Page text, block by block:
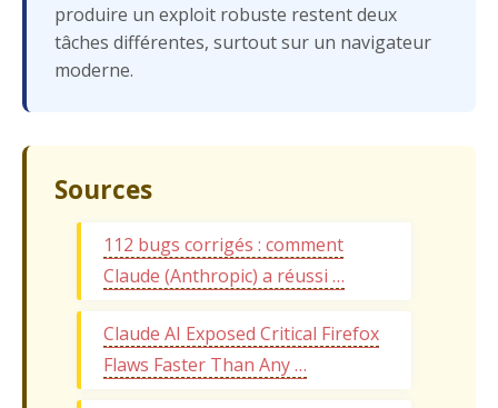
produire un exploit robuste restent deux
tâches différentes, surtout sur un navigateur
moderne.
Sources
112 bugs corrigés : comment
Claude (Anthropic) a réussi …
Claude AI Exposed Critical Firefox
Flaws Faster Than Any …